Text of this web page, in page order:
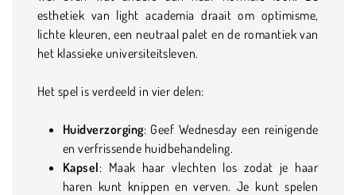
esthetiek van light academia draait om optimisme,
lichte kleuren, een neutraal palet en de romantiek van
het klassieke universiteitsleven.
Het spel is verdeeld in vier delen:
Huidverzorging: Geef Wednesday een reinigende
en verfrissende huidbehandeling.
Kapsel: Maak haar vlechten los zodat je haar
haren kunt knippen en verven. Je kunt spelen